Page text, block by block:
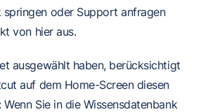
springen oder Support anfragen
von hier aus.
ausgewählt haben, berücksichtigt
auf dem Home-Screen diesen
Sie in die Wissensdatenbank